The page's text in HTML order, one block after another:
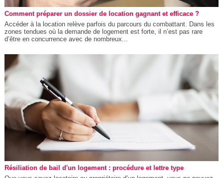
Comment préparer un dossier de location gagnant et efficace ?
Accéder à la location relève parfois du parcours du combattant. Dans les
zones tendues où la demande de logement est forte, il n’est pas rare
d’être en concurrence avec de nombreux...
Résiliation de bail d'un logement : procédure et lettre type